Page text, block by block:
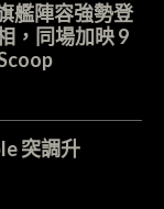
艦陣容強勢登
，同場加映 9
突調升